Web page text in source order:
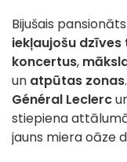
Bijušais
iekļaujošu dzīves
koncertus,
un atpūtas zonas
Général Leclerc
stiepiena
jauns miera oāze